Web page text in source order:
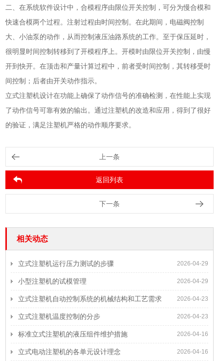
二、在系统软件设计中，合模程序由限位开关控制，可分为慢合模和
快速合模两个过程。注射过程由时间控制。在此期间，电磁阀控制
大、小油泵的动作，从而控制液压油路系统的工作。至于保压延时，
很明显时间控制转移到了开模程序上。开模时由限位开关控制，由慢
开到快开。在顶击和产量计算过程中，前者受时间控制，其转移受时
间控制；后者由开关动作指示。
立式注塑机设计在功能上确保了动作信号的准确检测，在性能上实现
了动作信号可靠有效的输出。通过注塑机的改造和应用，得到了很好
的验证，满足注塑机严格的动作顺序要求。
上一条
返回列表
下一条
相关动态
2026-04-29
立式注塑机运行压力测试的步骤
2026-04-29
小型注塑机的试模管理
2026-04-23
立式注塑机自动控制系统的机械结构和工艺需求
2026-04-23
立式注塑机温度控制的分步
2026-04-16
标准立式注塑机的液压组件维护措施
2026-04-16
立式电动注塑机的各单元设计理念